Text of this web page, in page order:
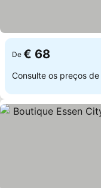
De € 68
Consulte os preços de